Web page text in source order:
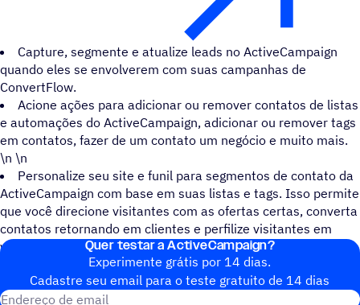
Capture, segmente e atualize leads no ActiveCampaign
quando eles se envolverem com suas campanhas de
ConvertFlow.
Acione ações para adicionar ou remover contatos de listas
e automações do ActiveCampaign, adicionar ou remover tags
em contatos, fazer de um contato um negócio e muito mais.
\n \n
Personalize seu site e funil para segmentos de contato da
ActiveCampaign com base em suas listas e tags. Isso permite
que você direcione visitantes com as ofertas certas, converta
contatos retornando em clientes e perfilize visitantes em
várias visitas.
Quer testar a ActiveCampaign?
Experimente grátis por 14 dias.
Cadastre seu email para o teste gratuito de 14 dias